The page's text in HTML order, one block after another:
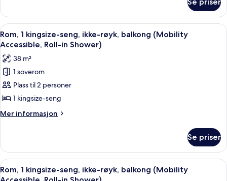
(Hearing
Accessible)
2
queensize-
senger,
parkutsikt,
(Hearing
Accessible)
Åpne
alle
bildene
av
Rom,
1
kingsize-
seng,
balkong
(Mobility
Accessible,
Allergitestet sengetøy, safe på
3
Rom, 1 kingsize-seng, ikke-røyk, balkong (Mobility
Accessible, Roll-in Shower)
38 m²
1 soverom
Plass til 2 personer
1 kingsize-seng
Mer informasjon
Mer
1
kingsize-
seng,
ikke-
Se priser
Åpne
alle
Allergitestet sengetøy, safe på
3
Rom, 1 kingsize-seng, ikke-røyk, balkong (Mobility